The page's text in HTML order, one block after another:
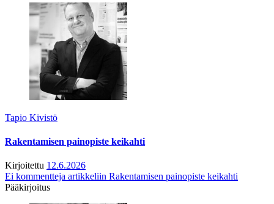
Tapio Kivistö
Rakentamisen painopiste keikahti
Kirjoitettu 12.6.2026
Ei kommentteja artikkeliin Rakentamisen painopiste keikahti
Pääkirjoitus